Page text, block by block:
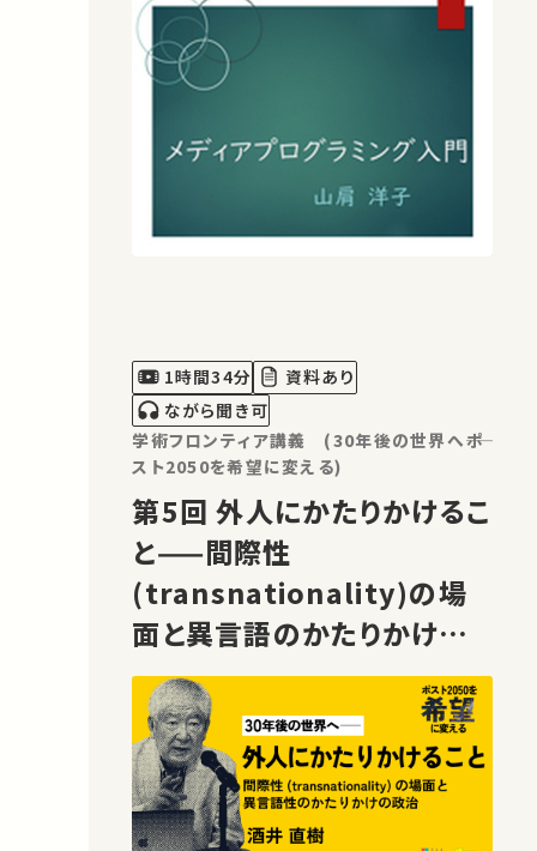
1時間34分
資料あり
ながら聞き可
学術フロンティア講義 (30年後の世界へ――ポ
スト2050を希望に変える)
第5回 外人にかたりかけるこ
と——間際性
(transnationality)の場
面と異言語のかたりかけの
政治